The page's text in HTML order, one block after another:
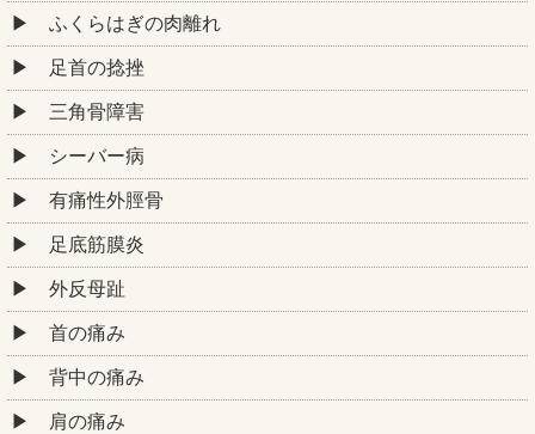
ふくらはぎの肉離れ
足首の捻挫
三角骨障害
シーバー病
有痛性外脛骨
足底筋膜炎
外反母趾
首の痛み
背中の痛み
肩の痛み